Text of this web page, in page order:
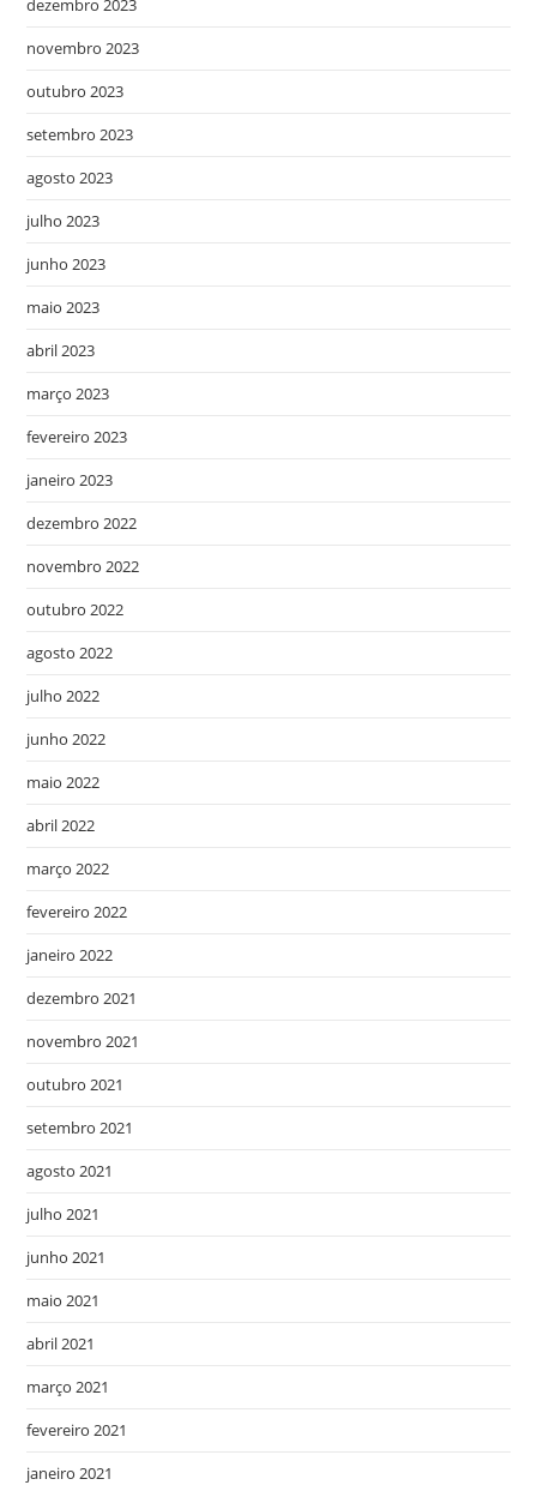
dezembro 2023
novembro 2023
outubro 2023
setembro 2023
agosto 2023
julho 2023
junho 2023
maio 2023
abril 2023
março 2023
fevereiro 2023
janeiro 2023
dezembro 2022
novembro 2022
outubro 2022
agosto 2022
julho 2022
junho 2022
maio 2022
abril 2022
março 2022
fevereiro 2022
janeiro 2022
dezembro 2021
novembro 2021
outubro 2021
setembro 2021
agosto 2021
julho 2021
junho 2021
maio 2021
abril 2021
março 2021
fevereiro 2021
janeiro 2021